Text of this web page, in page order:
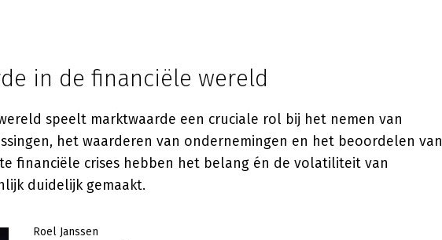
in de financiële wereld
speelt marktwaarde een cruciale rol bij het nemen van
het waarderen van ondernemingen en het beoordelen van
financiële crises hebben het belang én de volatiliteit van
duidelijk gemaakt.
Roel Janssen